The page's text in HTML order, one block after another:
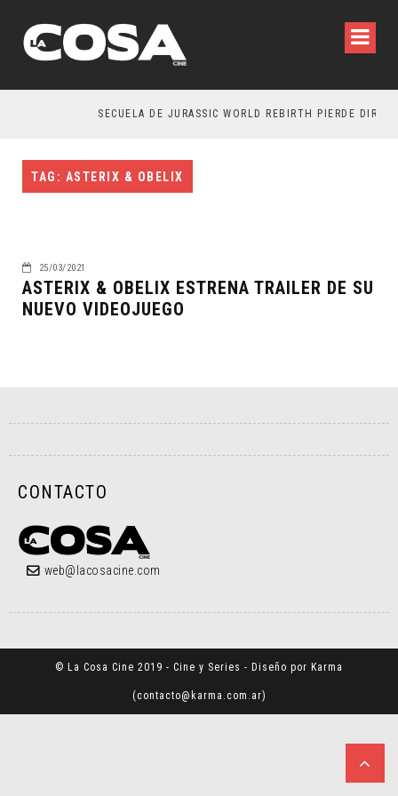
SECUELA DE JURASSIC WORLD REBIRTH PIERDE
TAG: ASTERIX & OBELIX
25/03/2021
ASTERIX & OBELIX ESTRENA TRAILER DE SU
NUEVO VIDEOJUEGO
CONTACTO
web@lacosacine.com
© La Cosa Cine 2019 - Cine y Series - Diseño por Karma
(contacto@karma.com.ar)